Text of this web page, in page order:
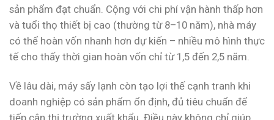
sản phẩm đạt chuẩn. Cộng với chi phí vận hành thấp hơn
và tuổi thọ thiết bị cao (thường từ 8–10 năm), nhà máy
có thể hoàn vốn nhanh hơn dự kiến – nhiều mô hình thực
tế cho thấy thời gian hoàn vốn chỉ từ 1,5 đến 2,5 năm.
Về lâu dài, máy sấy lạnh còn tạo lợi thế cạnh tranh khi
doanh nghiệp có sản phẩm ổn định, đủ tiêu chuẩn để
tiếp cận thị trường xuất khẩu. Điều này không chỉ giúp